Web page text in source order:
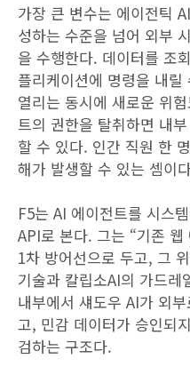
가장 큰 변수는 에이전틱
성하는 수준을 넘어 외부
을 수행한다. 데이터를 조
플리케이션에 명령을 내
열리는 동시에 새로운 위
트의 권한을 탈취하면 내
할 수 있다. 인간 직원 한
해가 발생할 수 있는 셈이
F5는 AI 에이전트를 시스
API로 본다. 그는 “기존
1차 방어선으로 두고, 그
기술과 칼립소AI의 가드레
내부에서 섀도우 AI가 외
고, 민감 데이터가 승인되
검하는 구조다.